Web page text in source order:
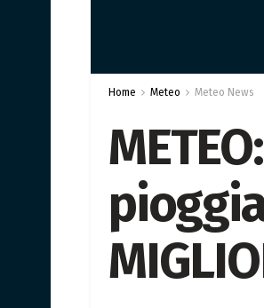
Home Meteo Meteo News